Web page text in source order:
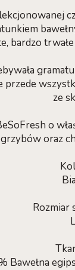
bardzo
przede
ze
o
oraz
Rozmiar
Bawełna